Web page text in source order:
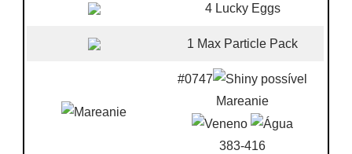
4 Lucky Eggs
1 Max Particle Pack
#0747
Mareanie
383-416